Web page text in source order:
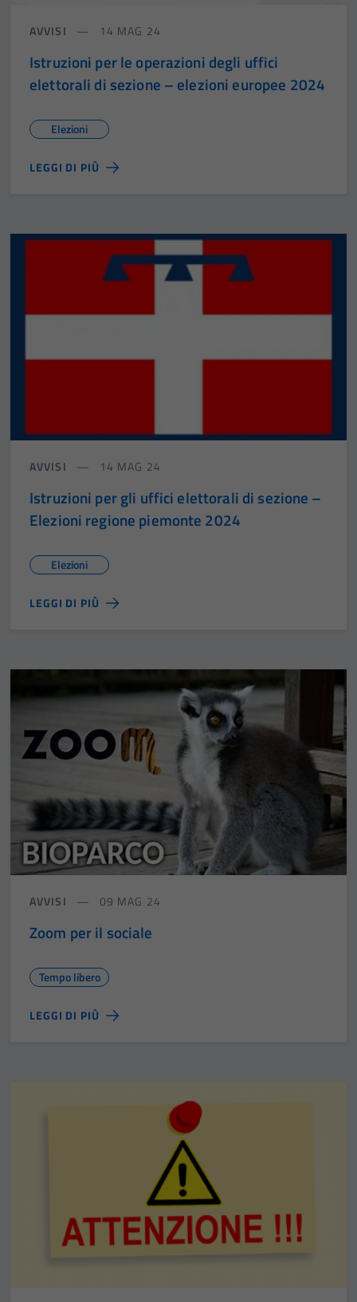
AVVISI 14 MAG 24
Istruzioni per le operazioni degli uffici
elettorali di sezione – elezioni europee 2024
Elezioni
LEGGI DI PIÙ
AVVISI 14 MAG 24
Istruzioni per gli uffici elettorali di sezione –
Elezioni regione piemonte 2024
Elezioni
LEGGI DI PIÙ
AVVISI 09 MAG 24
Zoom per il sociale
Tempo libero
LEGGI DI PIÙ